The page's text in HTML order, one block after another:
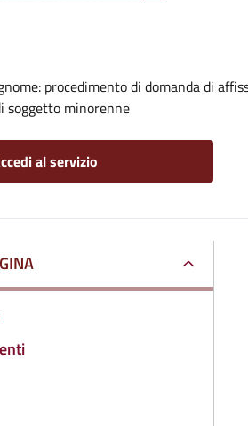
procedimento di domanda di
soggetto minorenne
al servizio